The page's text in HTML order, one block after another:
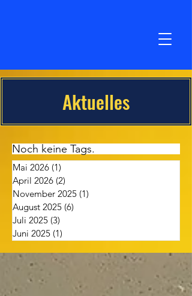
Aktuelles
Noch keine Tags.
Mai 2026 (1)
April 2026 (2)
November 2025 (1)
August 2025 (6)
Juli 2025 (3)
Juni 2025 (1)